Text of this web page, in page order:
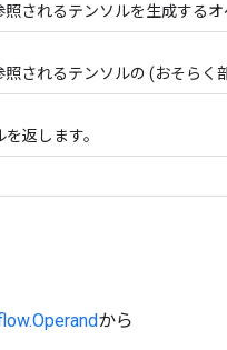
照されるテンソルを生成する
照されるテンソルの (おそらく
返します。
から